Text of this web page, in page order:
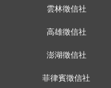
雲林徵信社
高雄徵信社
澎湖徵信社
菲律賓徵信社